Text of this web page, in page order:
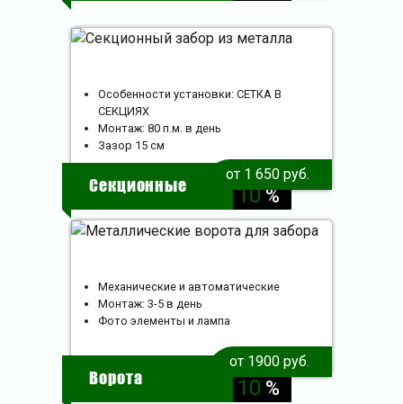
Секционные
скидка
10%
Особенности установки: СЕТКА В
СЕКЦИЯХ
Монтаж: 80 п.м. в день
Зазор 15 см
от 1 650 руб.
Ворота
скидка
10 %
Механические и автоматические
Монтаж: 3-5 в день
Фото элементы и лампа
от 1900 руб.